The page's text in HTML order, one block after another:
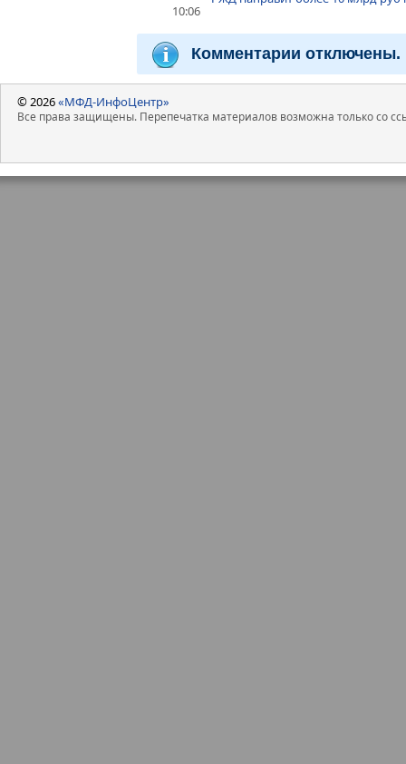
10:06
Комментарии отключены.
© 2026«МФД-ИнфоЦентр»
Все права защищены. Перепечатка материалов возможна только со